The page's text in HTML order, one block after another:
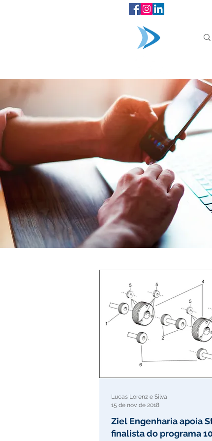
Ziel Engenharia apoia
finalista do programa
Lucas Lorenz e Silva
15 de nov. de 2018